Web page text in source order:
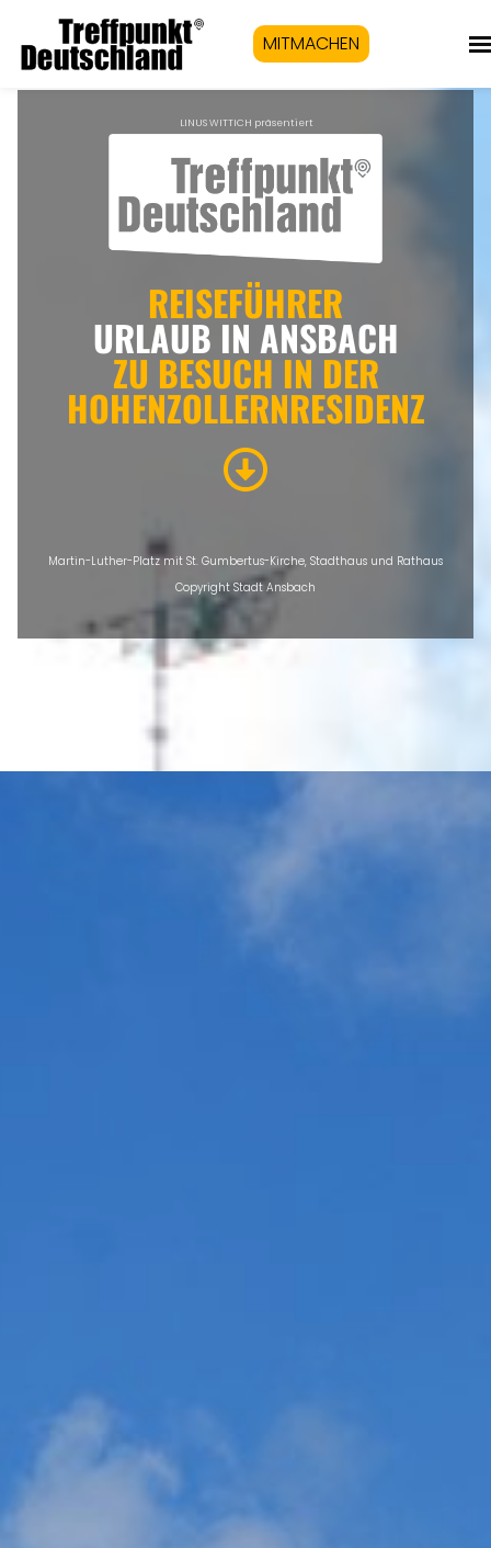
MITMACHEN
LINUS WITTICH präsentiert
REISEFÜHRER
URLAUB IN ANSBACH
ZU BESUCH IN DER
HOHENZOLLERNRESIDENZ
Martin-Luther-Platz mit St. Gumbertus-Kirche, Stadthaus und Rathaus
Copyright Stadt Ansbach
ÜBERSICHT